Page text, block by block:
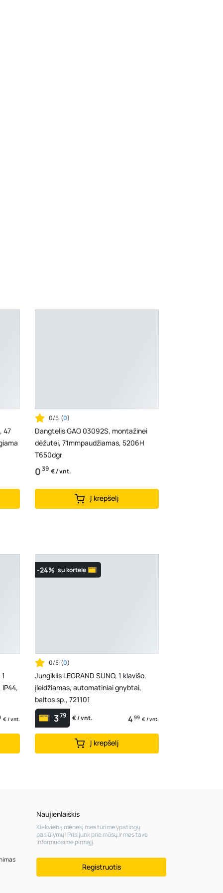
47
0/5 (0)
Dangtelis GAO 03092S, montažinei
dėžutei, 71mmpaudžiamas, 5206H
T650dgr
039 € / vnt.
Į krepšelį
€ / vnt.
-24% su kortele
0/5 (0)
Jungiklis LEGRAND SUNO, 1 klavišo,
įleidžiamas, automatiniai gnybtai,
baltos sp., 721101
379 € / vnt. 4 99 € / vnt.
Į krepšelį
Naujienlaiškis
Kiekvieną mėnesį mes turime ypatingų
pasiūlymų! Prisijunk prie mūsų ir mes tave
informuosime pirmąjį.
Registruotis